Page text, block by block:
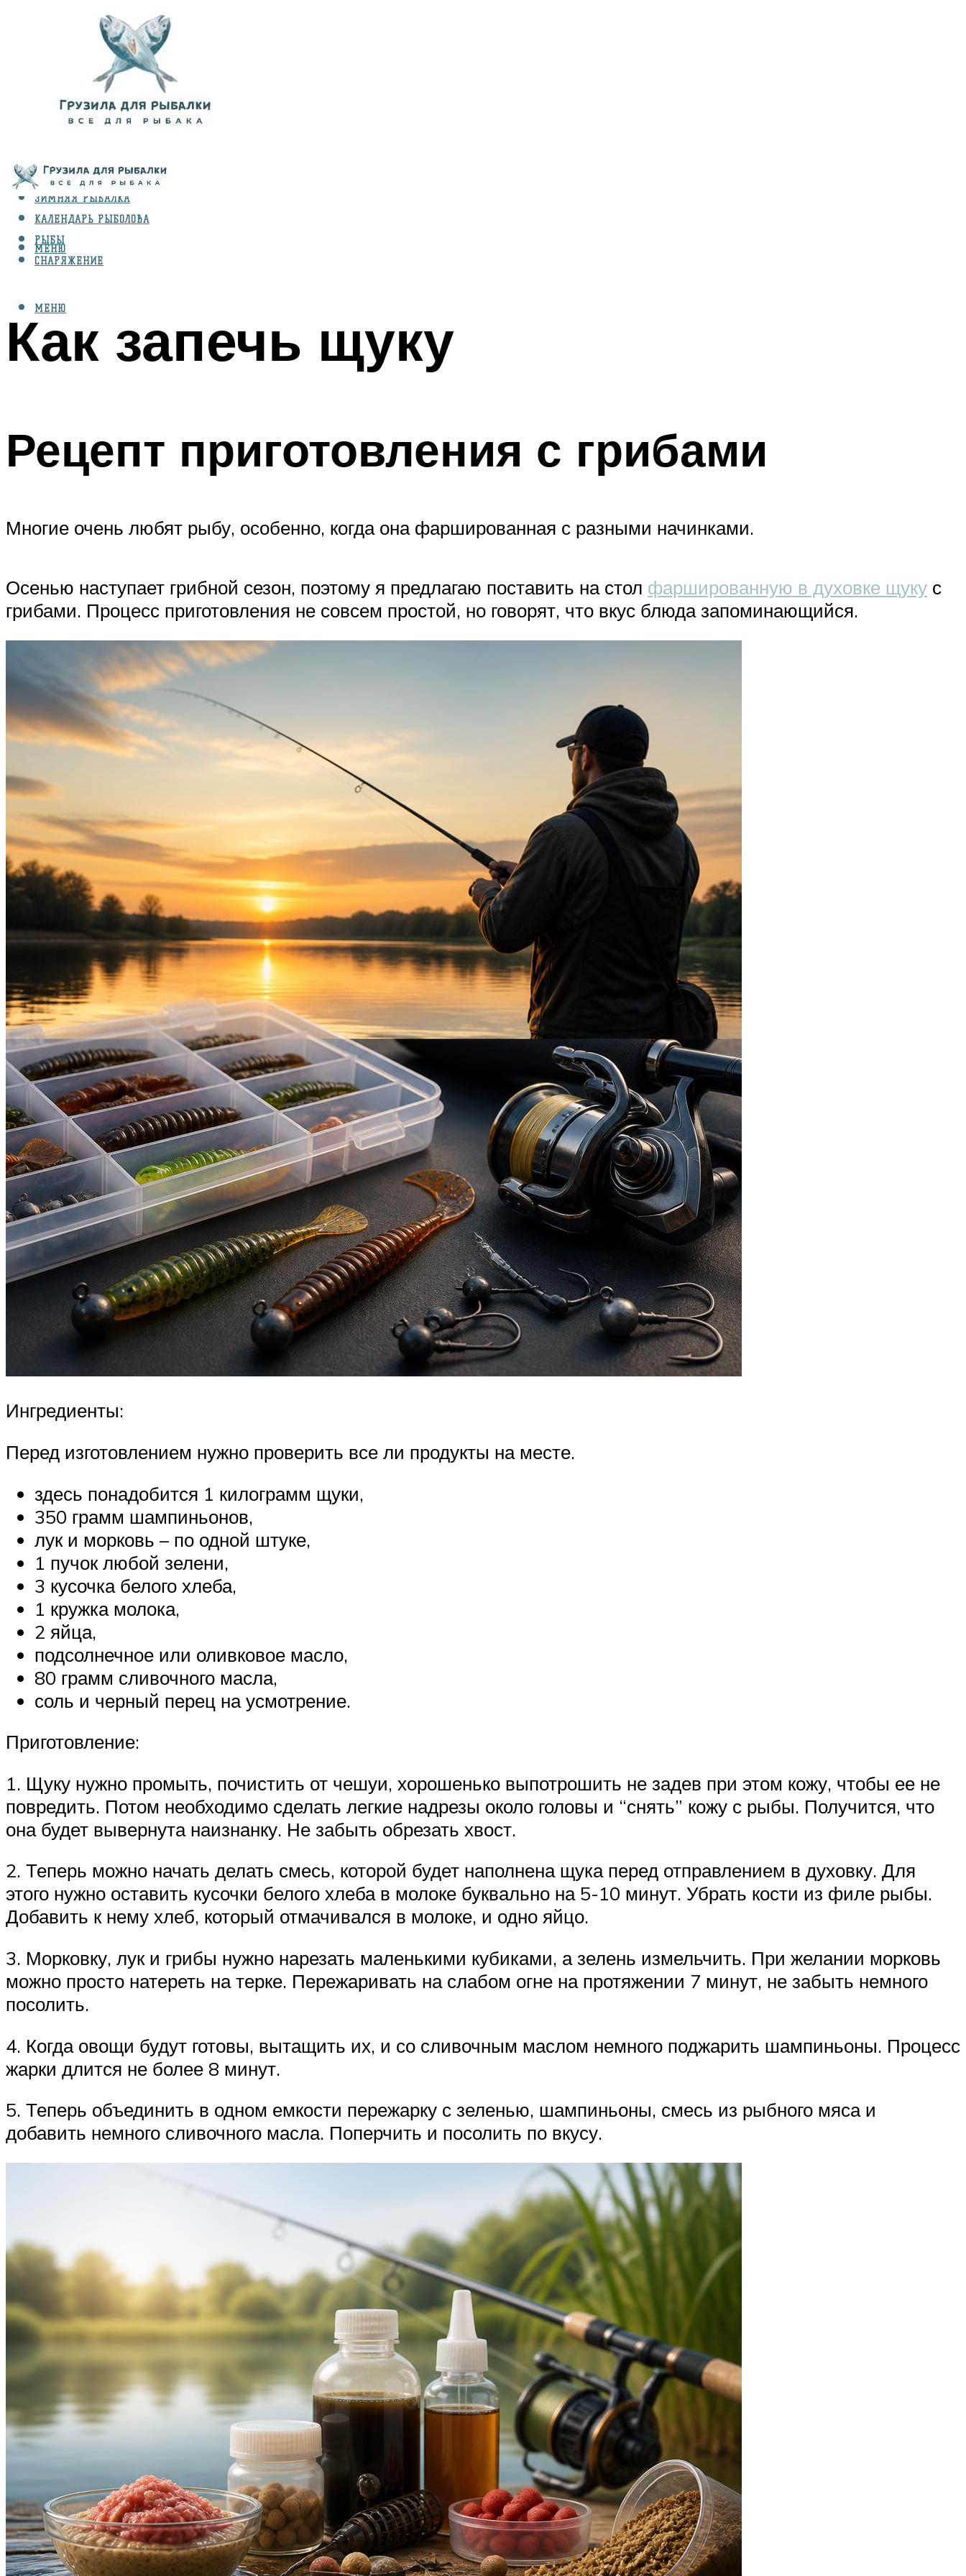
ВИДЫ ЛОВЛИ
ЗИМНЯЯ РЫБАЛКА
КАЛЕНДАРЬ РЫБОЛОВА
РЫБЫ
СНАРЯЖЕНИЕ
МЕНЮ
МЕНЮ
Как запечь щуку
Рецепт приготовления с грибами
Многие очень любят рыбу, особенно, когда она фаршированная с разными начинками.
Осенью наступает грибной сезон, поэтому я предлагаю поставить на стол фаршированную в духовке щуку с
грибами. Процесс приготовления не совсем простой, но говорят, что вкус блюда запоминающийся.
Ингредиенты:
Перед изготовлением нужно проверить все ли продукты на месте.
здесь понадобится 1 килограмм щуки,
350 грамм шампиньонов,
лук и морковь – по одной штуке,
1 пучок любой зелени,
3 кусочка белого хлеба,
1 кружка молока,
2 яйца,
подсолнечное или оливковое масло,
80 грамм сливочного масла,
соль и черный перец на усмотрение.
Приготовление:
1. Щуку нужно промыть, почистить от чешуи, хорошенько выпотрошить не задев при этом кожу, чтобы ее не
повредить. Потом необходимо сделать легкие надрезы около головы и “снять” кожу с рыбы. Получится, что
она будет вывернута наизнанку. Не забыть обрезать хвост.
2. Теперь можно начать делать смесь, которой будет наполнена щука перед отправлением в духовку. Для
этого нужно оставить кусочки белого хлеба в молоке буквально на 5-10 минут. Убрать кости из филе рыбы.
Добавить к нему хлеб, который отмачивался в молоке, и одно яйцо.
3. Морковку, лук и грибы нужно нарезать маленькими кубиками, а зелень измельчить. При желании морковь
можно просто натереть на терке. Пережаривать на слабом огне на протяжении 7 минут, не забыть немного
посолить.
4. Когда овощи будут готовы, вытащить их, и со сливочным маслом немного поджарить шампиньоны. Процесс
жарки длится не более 8 минут.
5. Теперь объединить в одном емкости пережарку с зеленью, шампиньоны, смесь из рыбного мяса и
добавить немного сливочного масла. Поперчить и посолить по вкусу.